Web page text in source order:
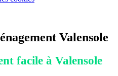
Valensole
facile à Valensole